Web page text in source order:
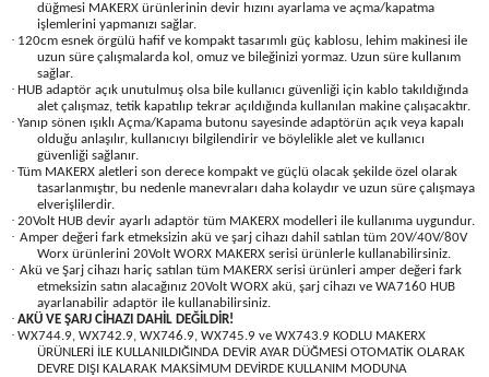
Taraklar ve Fırçalar
Zımba Tabancaları
Polisaj Makinesi
Raspalar
Seramik Kesme Makineleri
Sıcak Hava Tabancaları
Silikon ve Mum Tabancaları
Somun Sıkma Makineleri
Taşlamalar
düğmesi MAKERX ürünlerinin devir hızını ayarlama ve açma/kapatma
işlemlerini yapmanızı sağlar.
· 120cm esnek örgülü hafif ve kompakt tasarımlı güç kablosu, lehim makinesi ile
uzun süre çalışmalarda kol, omuz ve bileğinizi yormaz. Uzun süre kullanım
sağlar.
· HUB adaptör açık unutulmuş olsa bile kullanıcı güvenliği için kablo takıldığında
alet çalışmaz, tetik kapatılıp tekrar açıldığında kullanılan makine çalışacaktır.
· Yanıp sönen ışıklı Açma/Kapama butonu sayesinde adaptörün açık veya kapalı
olduğu anlaşılır, kullanıcıyı bilgilendirir ve böylelikle alet ve kullanıcı
güvenliği sağlanır.
· Tüm MAKERX aletleri son derece kompakt ve güçlü olacak şekilde özel olarak
tasarlanmıştır, bu nedenle manevraları daha kolaydır ve uzun süre çalışmaya
elverişlilerdir.
· 20Volt HUB devir ayarlı adaptör tüm MAKERX modelleri ile kullanıma uygundur.
· Amper değeri fark etmeksizin akü ve şarj cihazı dahil satılan tüm 20V/40V/80V
Worx ürünlerini 20Volt WORX MAKERX serisi ürünlerle kullanabilirsiniz.
· Akü ve Şarj cihazı hariç satılan tüm MAKERX serisi ürünleri amper değeri fark
etmeksizin satın alacağınız 20Volt WORX akü, şarj cihazı ve WA7160 HUB
ayarlanabilir adaptör ile kullanabilirsiniz.
· AKÜ VE ŞARJ CİHAZI DAHİL DEĞİLDİR!
· WX744.9, WX742.9, WX746.9, WX745.9 ve WX743.9 KODLU MAKERX
ÜRÜNLERİ İLE KULLANILDIĞINDA DEVİR AYAR DÜĞMESİ OTOMATİK OLARAK
DEVRE DIŞI KALARAK MAKSİMUM DEVİRDE KULLANIM MODUNA